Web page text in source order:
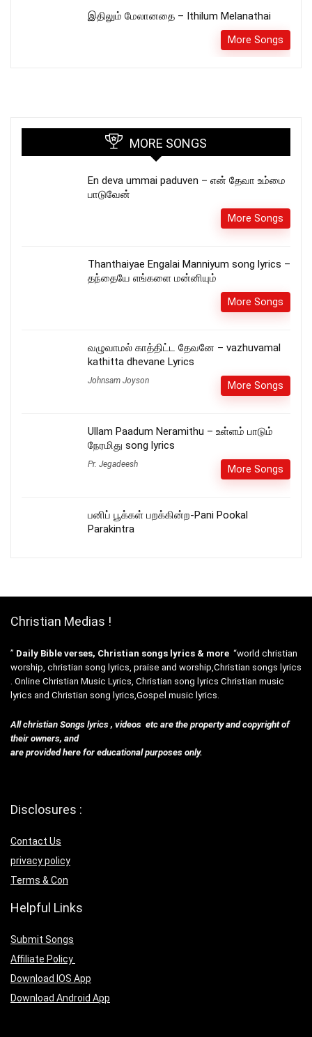
இதிலும் மேலானதை – Ithilum Melanathai
More Songs
MORE SONGS
En deva ummai paduven – என் தேவா உம்மை
பாடுவேன்
More Songs
Thanthaiyae Engalai Manniyum song lyrics –
தந்தையே எங்களை மன்னியும்
More Songs
வழுவாமல் காத்திட்ட தேவனே – vazhuvamal
kathitta dhevane Lyrics
Johnsam Joyson More Songs
Ullam Paadum Neramithu – உள்ளம் பாடும்
நேரமிது song lyrics
Pr. Jegadeesh More Songs
பனிப் பூக்கள் பறக்கின்ற-Pani Pookal
Parakintra
Christian Medias !
” Daily Bible verses, Christian songs lyrics & more “world christian
worship, christian song lyrics, praise and worship,Christian songs lyrics
. Online Christian Music Lyrics, Christian song lyrics Christian music
lyrics and Christian song lyrics,Gospel music lyrics.
All christian Songs lyrics , videos etc are the property and copyright of
their owners, and
are provided here for educational purposes only.
Disclosures :
Contact Us
privacy policy
Terms & Con
Helpful Links
Submit Songs
Affiliate Policy
Download IOS App
Download Android App